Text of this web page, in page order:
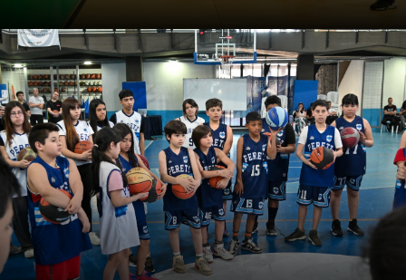
Curso: Cómo enseñar en mini
básquet: una propuesta
práctica
El entrenador Juan Lofrano desarrolla 84 actividades
para implementar en los entrenamientos de básquet
formativo, en todas sus categorías.